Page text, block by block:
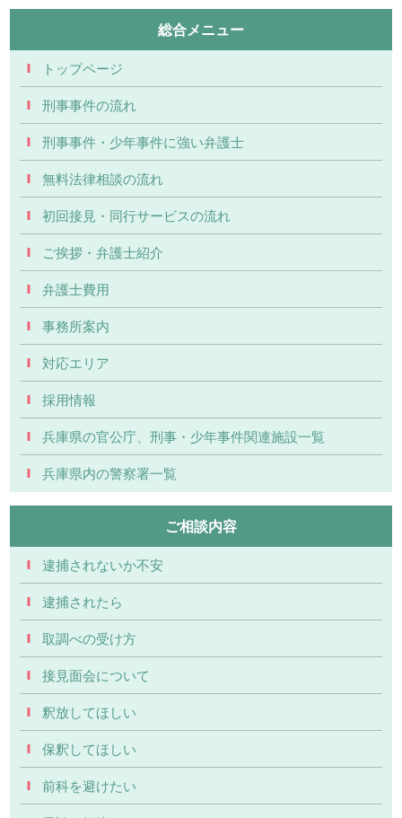
総合メニュー
トップページ
刑事事件の流れ
刑事事件・少年事件に強い弁護士
無料法律相談の流れ
初回接見・同行サービスの流れ
ご挨拶・弁護士紹介
弁護士費用
事務所案内
対応エリア
採用情報
兵庫県の官公庁、刑事・少年事件関連施設一覧
兵庫県内の警察署一覧
ご相談内容
逮捕されないか不安
逮捕されたら
取調べの受け方
接見面会について
釈放してほしい
保釈してほしい
前科を避けたい